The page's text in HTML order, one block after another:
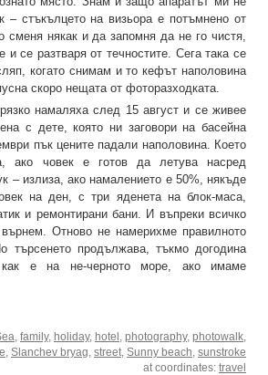
– стъкълцето на визьора е потъмнено от
сменя някак и да запомня да не го чистя,
и се разтваря от течностите. Сега така се
когато снимам и то кефът наполовина
скоро нещата от фоторазходката.
намаляха след 15 август и се живее
с дете, която ни заговори на басейна
пък цените падали наполовина. Което
ако човек е готов да летува насред
– излиза, ако намалението е 50%, някъде
на ден, с три яденета на блок-маса,
и ремонтирани бани. И въпреки всичко
Отново не намерихме правилното
търсенето продължава, тъкмо догодина
е на не-черното море, ако имаме
family, holiday, hotel photography, photowalk
Slanchev bryag street Sunny beach sunstroke
at coordinates: travel